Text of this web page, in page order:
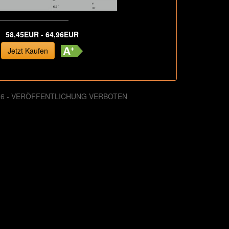
58,45EUR - 64,96EUR
Jetzt Kaufen
- VERÖFFENTLICHUNG VERBOTEN